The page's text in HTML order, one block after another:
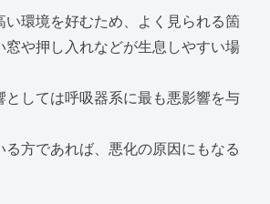
い環境を好むため、よく見られる箇
窓や押し入れなどが生息しやすい場
としては呼吸器系に最も悪影響を与
る方であれば、悪化の原因にもなる